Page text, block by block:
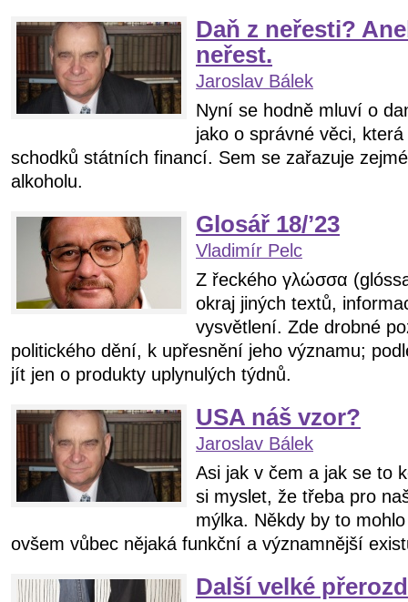
Daň z neřesti?
neřest.
Jaroslav Bálek
Nyní se hodně mluví o
jako o správné věci,
schodků státních financí. Sem se zařazuje
alkoholu.
Glosář 18/ʼ23
Vladimír Pelc
Z řeckého γλώσσα
okraj jiných textů,
vysvětlení. Zde drobné
politického dění, k upřesnění jeho významu;
jít jen o produkty uplynulých týdnů.
USA náš vzor?
Jaroslav Bálek
Asi jak v čem a jak se to
si myslet, že třeba pro
mýlka. Někdy by to
ovšem vůbec nějaká funkční a významnější
Další velké